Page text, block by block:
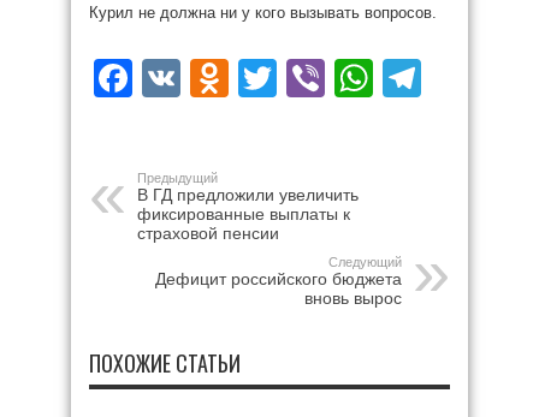
Курил не должна ни у кого вызывать вопросов.
Facebook
VK Odnoklassniki
Twitter
Viber
Предыдущий
В ГД предложили увеличить
фиксированные выплаты к
страховой пенсии
Следующий
Дефицит российского бюджета
вновь вырос
ПОХОЖИЕ СТАТЬИ